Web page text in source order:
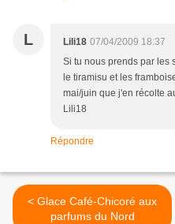
L Lili18 07/04/2009 18:37
Si tu nous prends par les
le tiramisu et les
mai/juin que j'en récolte
Lili18
Répondre
< Glace Café-Chicoré aux
parfums du Nord